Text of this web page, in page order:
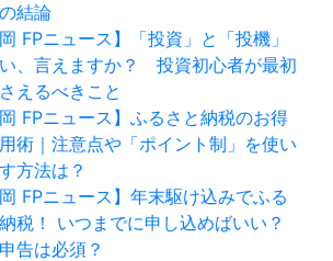
結論
岡 FPニュース】「投資」と「投機」
、言えますか？ 投資初心者が最初
えるべきこと
岡 FPニュース】ふるさと納税のお得
術｜注意点や「ポイント制」を使い
方法は？
岡 FPニュース】年末駆け込みでふる
税！ いつまでに申し込めばいい？
告は必須？